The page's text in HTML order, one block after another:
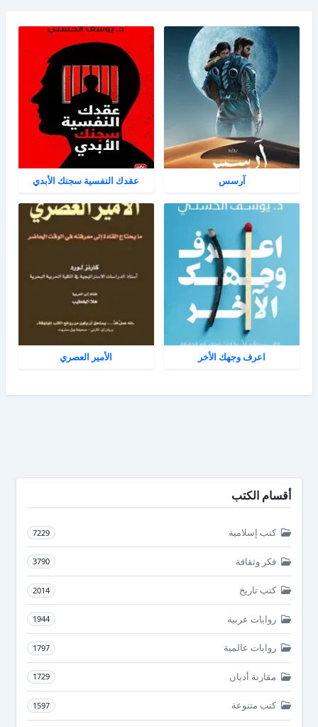
آرسس عقدك النفسية سجنك الأبدي
اعرف وجهك الأخر الأمير العصري
أقسام الكتب
كتب إسلامية 7229
فكر وثقافة 3790
كتب تاريخ 2014
روايات عربية 1944
روايات عالمية 1797
مقارنة أديان 1729
كتب متنوعة 1597